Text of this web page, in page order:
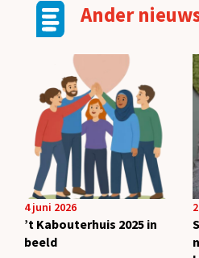
Ander
4 juni 2026
’t Kabouterhuis 2025 in
beeld